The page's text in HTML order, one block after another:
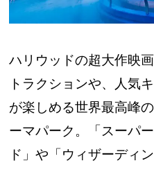
ハリウッドの超大作映
トラクションや、人気
が楽しめる世界最高峰
ーマパーク。「スーパ
ド」や「ウィザーディ